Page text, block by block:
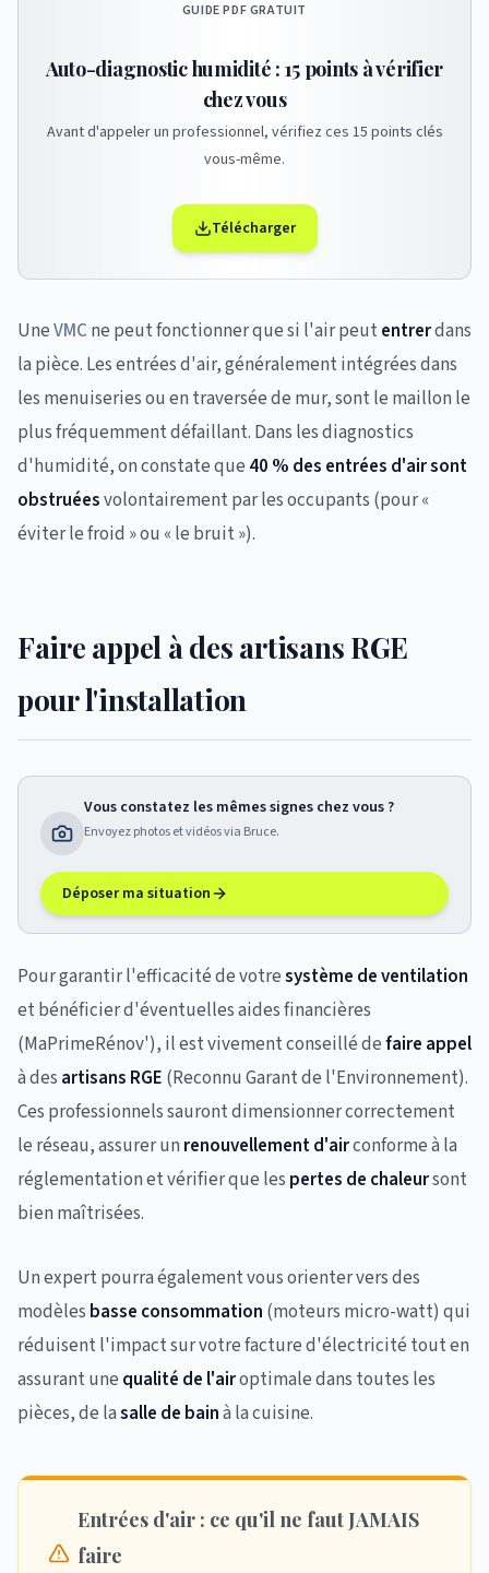
GUIDE PDF GRATUIT
Auto-diagnostic humidité : 15 points à vérifier
chez vous
Avant d'appeler un professionnel, vérifiez ces 15 points clés
vous-même.
Télécharger
UneVMC ne peut fonctionner que si l'air peutentrerdans
la pièce. Les entrées d'air, généralement intégrées dans
les menuiseries ou en traversée de mur, sont le maillon le
plus fréquemment défaillant. Dans les diagnostics
d'humidité, on constate que 40 % des entrées d'air sont
obstruéesvolontairement par les occupants (pour «
éviter le froid » ou « le bruit »).
Faire appel à des artisans RGE
pour l'installation
Vous constatez les mêmes signes chez vous ?
Envoyez photos et vidéos via Bruce.
Déposer ma situation
Pour garantir l'efficacité de votresystème de ventilation
et bénéficier d'éventuelles aides financières
(MaPrimeRénov'), il est vivement conseillé defaire appel
à des artisans RGE (Reconnu Garant de l'Environnement).
Ces professionnels sauront dimensionner correctement
le réseau, assurer un renouvellement d'airconforme à la
réglementation et vérifier que les pertes de chaleursont
bien maîtrisées.
Un expert pourra également vous orienter vers des
modèles basse consommation (moteurs micro-watt) qui
réduisent l'impact sur votre facture d'électricité tout en
assurant une qualité de l'airoptimale dans toutes les
pièces, de lasalle de bainà la cuisine.
Entrées d'air : ce qu'il ne faut JAMAIS
faire